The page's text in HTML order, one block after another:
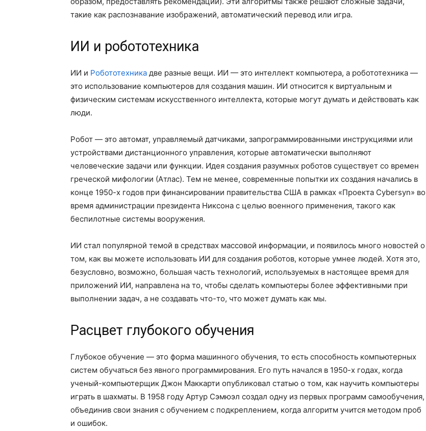
такие как распознавание изображений, автоматический перевод или игра.
ИИ и робототехника
ИИ и Робототехника две разные вещи. ИИ — это интеллект компьютера, а робототехника —
это использование компьютеров для создания машин. ИИ относится к виртуальным и
физическим системам искусственного интеллекта, которые могут думать и действовать как
люди.
Робот — это автомат, управляемый датчиками, запрограммированными инструкциями или
устройствами дистанционного управления, которые автоматически выполняют
человеческие задачи или функции. Идея создания разумных роботов существует со времен
греческой мифологии (Атлас). Тем не менее, современные попытки их создания начались в
конце 1950-х годов при финансировании правительства США в рамках «Проекта Cybersyn» во
время администрации президента Никсона с целью военного применения, такого как
беспилотные системы вооружения.
ИИ стал популярной темой в средствах массовой информации, и появилось много новостей о
том, как вы можете использовать ИИ для создания роботов, которые умнее людей. Хотя это,
безусловно, возможно, большая часть технологий, используемых в настоящее время для
приложений ИИ, направлена на то, чтобы сделать компьютеры более эффективными при
выполнении задач, а не создавать что-то, что может думать как мы.
Расцвет глубокого обучения
Глубокое обучение — это форма машинного обучения, то есть способность компьютерных
систем обучаться без явного программирования. Его путь начался в 1950-х годах, когда
ученый-компьютерщик Джон Маккарти опубликовал статью о том, как научить компьютеры
играть в шахматы. В 1958 году Артур Сэмюэл создал одну из первых программ самообучения,
объединив свои знания с обучением с подкреплением, когда алгоритм учится методом проб
и ошибок.